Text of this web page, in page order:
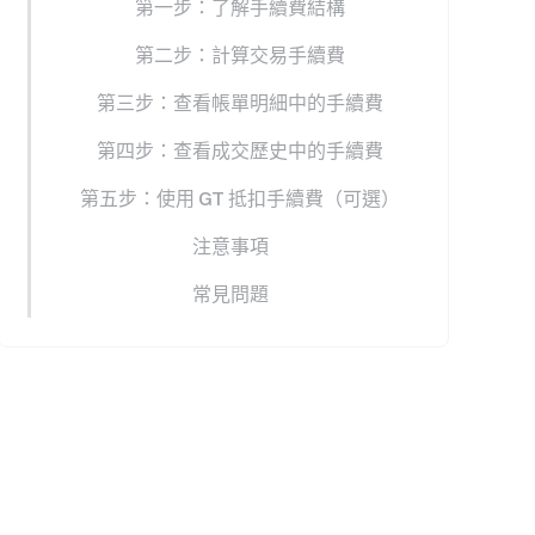
第一步：了解手續費結構
第二步：計算交易手續費
第三步：查看帳單明細中的手續費
第四步：查看成交歷史中的手續費
第五步：使用 GT 抵扣手續費（可選）
注意事項
常見問題